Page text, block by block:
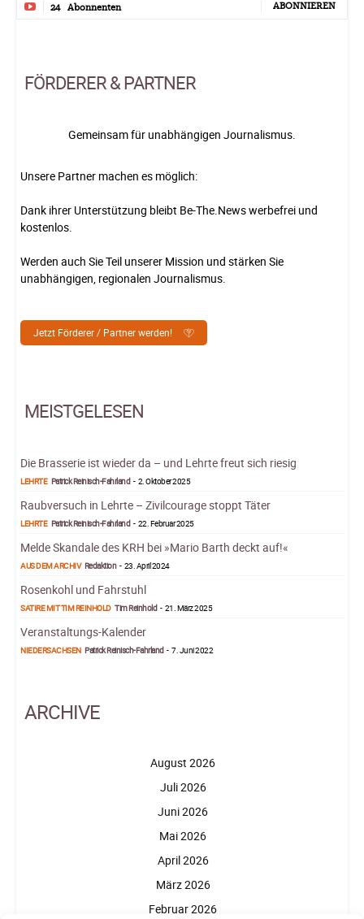
24 Abonnenten ABONNIEREN
FÖRDERER & PARTNER
Gemeinsam für unabhängigen Journalismus.
Unsere Partner machen es möglich:
Dank ihrer Unterstützung bleibt Be-The.News werbefrei und
kostenlos.
Werden auch Sie Teil unserer Mission und stärken Sie
unabhängigen, regionalen Journalismus.
Jetzt Förderer / Partner werden!
MEISTGELESEN
Die Brasserie ist wieder da – und Lehrte freut sich riesig
LEHRTE Patrick Reinisch-Fahrland - 2. Oktober 2025
Raubversuch in Lehrte – Zivilcourage stoppt Täter
LEHRTE Patrick Reinisch-Fahrland - 22. Februar 2025
Melde Skandale des KRH bei »Mario Barth deckt auf!«
AUS DEM ARCHIV Redaktion - 23. April 2024
Rosenkohl und Fahrstuhl
SATIRE MIT TIM REINHOLD Tim Reinhold - 21. März 2025
Veranstaltungs-Kalender
NIEDERSACHSEN Patrick Reinisch-Fahrland - 7. Juni 2022
ARCHIVE
August 2026
Juli 2026
Juni 2026
Mai 2026
April 2026
März 2026
Februar 2026